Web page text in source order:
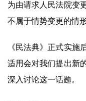
为由请求人民法院变
不属于情势变更的情
《民法典》正式实施
适用会对我们提出新
深入讨论这一话题。